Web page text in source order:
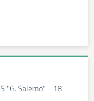
"G. Salerno" - 18